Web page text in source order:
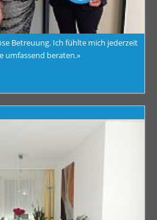
Betreuung. Ich fühlte mich jederzeit
umfassend beraten.»